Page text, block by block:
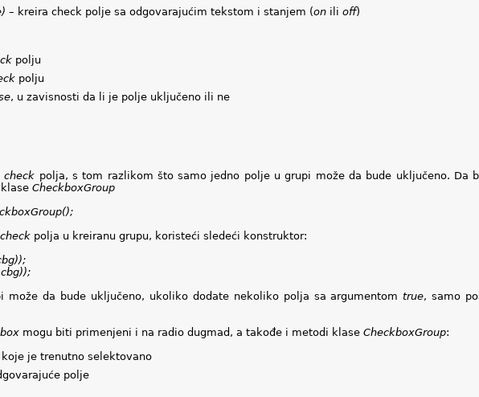
– kreira check polje sa odgovarajućim tekstom i stanjem (on ili off)
polju
polju
, u zavisnosti da li je polje uključeno ili ne
check polja, s tom razlikom što samo jedno polje u grupi može da bude uključeno. Da
CheckboxGroup
check polja u kreiranu grupu, koristeći sledeći konstruktor:
može da bude uključeno, ukoliko dodate nekoliko polja sa argumentom true, samo
mogu biti primenjeni i na radio dugmad, a takođe i metodi klase CheckboxGroup:
je trenutno selektovano
polje